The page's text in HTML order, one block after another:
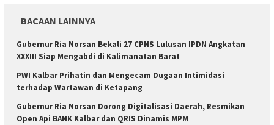
BACAAN LAINNYA
Gubernur Ria Norsan Bekali 27 CPNS Lulusan IPDN Angkatan
XXXIII Siap Mengabdi di Kalimanatan Barat
PWI Kalbar Prihatin dan Mengecam Dugaan Intimidasi
terhadap Wartawan di Ketapang
Gubernur Ria Norsan Dorong Digitalisasi Daerah, Resmikan
Open Api BANK Kalbar dan QRIS Dinamis MPM